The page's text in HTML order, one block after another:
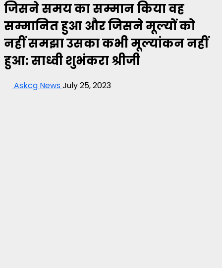
जिसने समय का सम्मान किया वह
सम्मानित हुआ और जिसने मूल्यों को
नहीं समझा उसका कभी मूल्यांकन नहीं
हुआ: साध्वी शुभंकरा श्रीजी
Askcg NewsJuly 25, 2023